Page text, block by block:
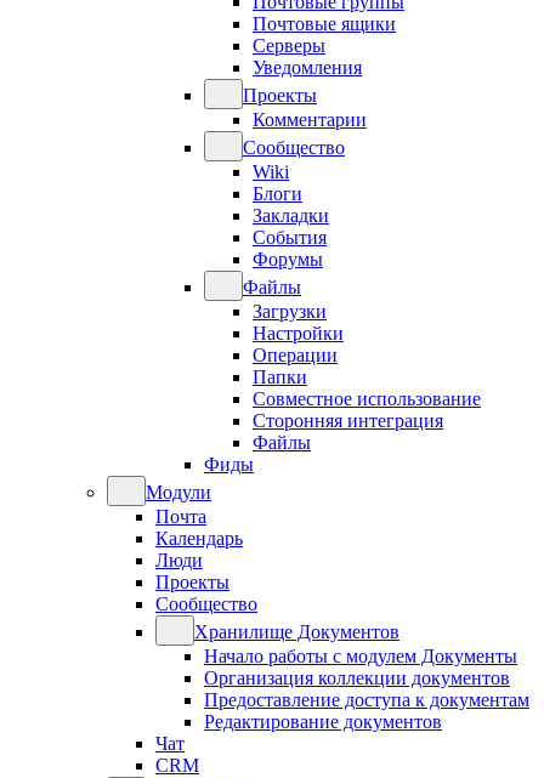
Почтовые ящики
Серверы
Уведомления
Проекты
Комментарии
Сообщество
Wiki
Блоги
Закладки
События
Форумы
Файлы
Загрузки
Настройки
Операции
Папки
Совместное использование
Сторонняя интеграция
Файлы
Фиды
Модули
Почта
Календарь
Люди
Проекты
Сообщество
Хранилище Документов
Начало работы с модулем Документы
Организация коллекции документов
Предоставление доступа к документам
Редактирование документов
Чат
CRM